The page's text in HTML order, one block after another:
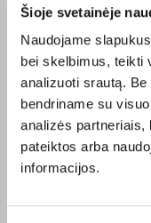
Šioje svetainėje
Naudojame
bei skelbimus, teikti
analizuoti srautą.
bendriname su
analizės partneriais,
pateiktos arba
informacijos.
Peržiūrėkite
internetu patogiai.
aprašyme nurodytą
DUK
Kokie GiiKER